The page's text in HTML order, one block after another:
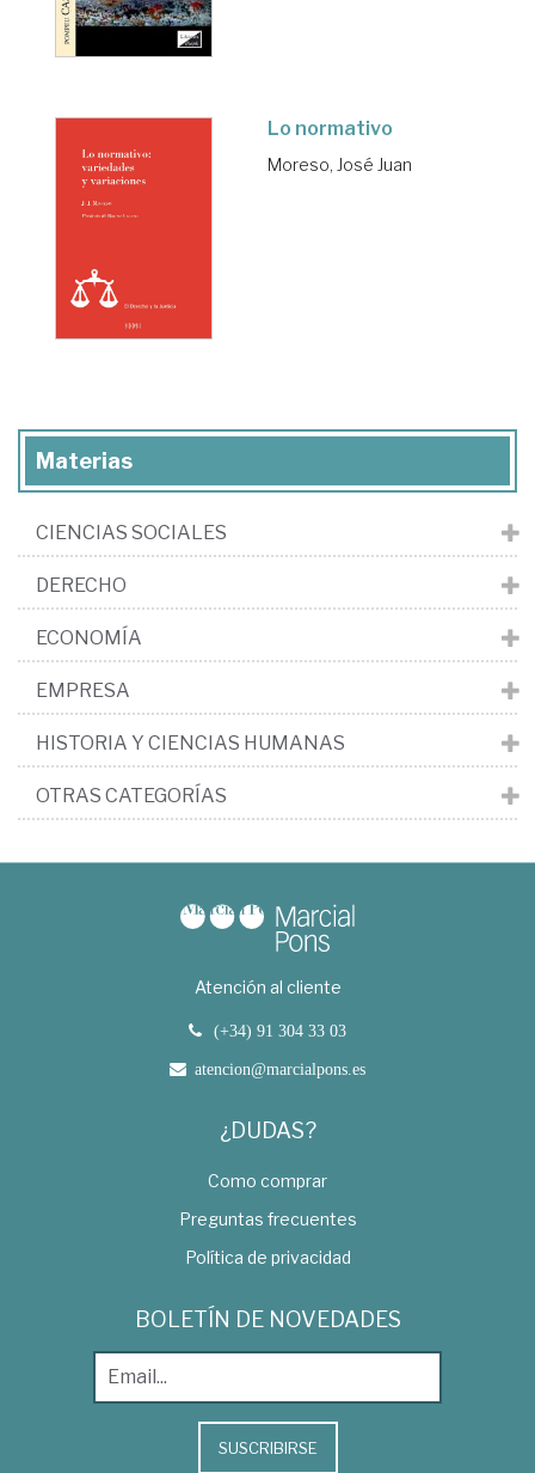
Lo normativo
Moreso, José Juan
Materias
CIENCIAS SOCIALES
DERECHO
ECONOMÍA
EMPRESA
HISTORIA Y CIENCIAS HUMANAS
OTRAS CATEGORÍAS
Atención al cliente
(+34) 91 304 33 03
atencion@marcialpons.es
¿DUDAS?
Como comprar
Preguntas frecuentes
Política de privacidad
BOLETÍN DE NOVEDADES
SUSCRIBIRSE